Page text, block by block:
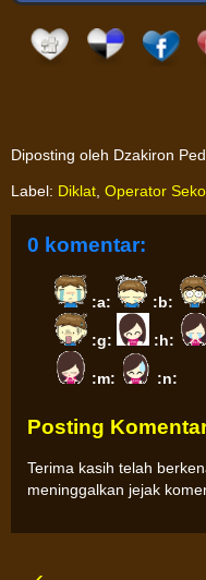
Diposting oleh Dzakiron
Label: Diklat Operator
0 komentar:
:a: :b:
:g: :h:
:m: :n:
Posting
Terima kasih telah
meninggalkan jejak